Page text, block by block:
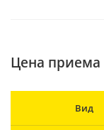
Цена приема
Вид